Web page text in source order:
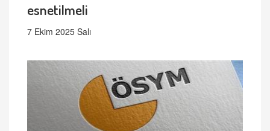
esnetilmeli
7 Ekim 2025 Salı